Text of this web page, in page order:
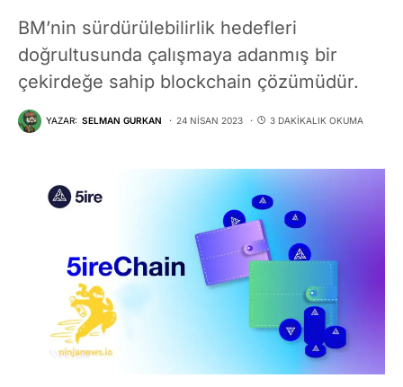
BM’nin sürdürülebilirlik hedefleri
doğrultusunda çalışmaya adanmış bir
çekirdeğe sahip blockchain çözümüdür.
YAZAR: SELMAN GURKAN 24 NISAN 2023 3 DAKIKALIK OKUMA